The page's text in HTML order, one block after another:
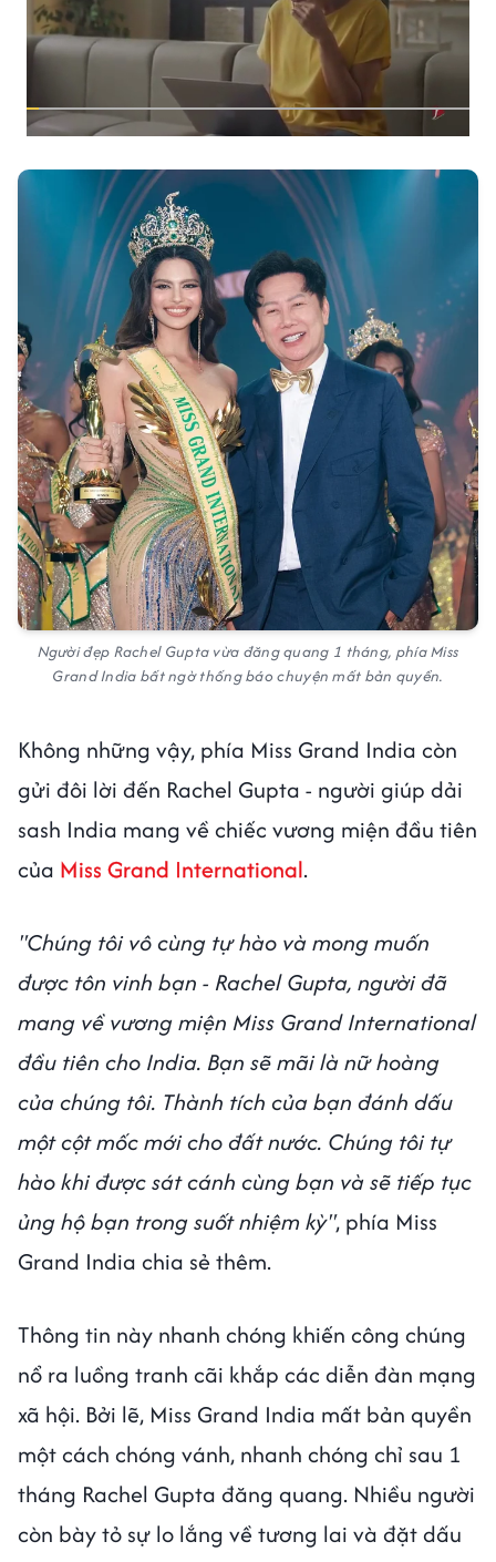
Người đẹp Rachel Gupta vừa đăng quang 1 tháng, phía Miss
Grand India bất ngờ thống báo chuyện mất bản quyền.
Không những vậy, phía Miss Grand India còn
gửi đôi lời đến Rachel Gupta - người giúp dải
sash India mang về chiếc vương miện đầu tiên
của Miss Grand International.
"Chúng tôi vô cùng tự hào và mong muốn
được tôn vinh bạn - Rachel Gupta, người đã
mang về vương miện Miss Grand International
đầu tiên cho India. Bạn sẽ mãi là nữ hoàng
của chúng tôi. Thành tích của bạn đánh dấu
một cột mốc mới cho đất nước. Chúng tôi tự
hào khi được sát cánh cùng bạn và sẽ tiếp tục
ủng hộ bạn trong suốt nhiệm kỳ", phía Miss
Grand India chia sẻ thêm.
Thông tin này nhanh chóng khiến công chúng
nổ ra luồng tranh cãi khắp các diễn đàn mạng
xã hội. Bởi lẽ, Miss Grand India mất bản quyền
một cách chóng vánh, nhanh chóng chỉ sau 1
tháng Rachel Gupta đăng quang. Nhiều người
còn bày tỏ sự lo lắng về tương lai và đặt dấu